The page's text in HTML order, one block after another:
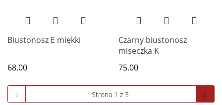
Biustonosz E miękki
68.00
Czarny biustonosz
miseczka K
75.00